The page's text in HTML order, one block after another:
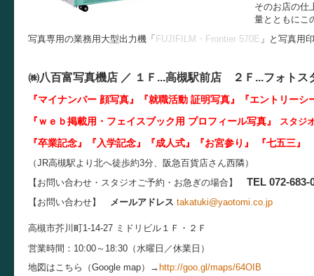
そのお店の仕
量とともにこ
写真専用の業務用大型出力機「 FUJIFILM・Frontier 570E 」と写真用
㈱八百富写真機店 ／ １Ｆ...高槻駅前店 ２Ｆ...フォトス
『マイナンバー 顔写真』『就職活動 証明写真』『エントリーシ
『ｗｅｂ掲載用・フェイスブック用 プロフィール写真』
スタジ
『卒業記念』『入学記念』『成人式』『お宮参り』 『七五三』
（JR高槻駅より北へ徒歩約3分、阪急百貨店さん西隣）
【お問い合わせ・スタジオご予約・お急ぎの場合】 TEL 072-683-
【お問い合わせ】 メールアドレス takatuki@yaotomi.co.jp
高槻市芥川町1-14-27 ミドリビル１Ｆ・２Ｆ
営業時間：10:00～18:30（水曜日／休業日）
地図はこちら（Google map）→ http://goo.gl/maps/64OIB